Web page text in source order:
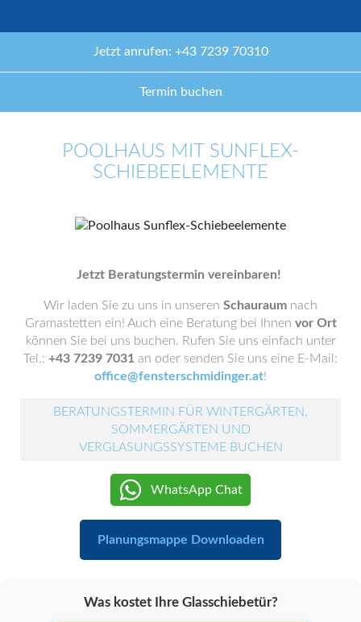
Jetzt anrufen: +43 7239 70310
Termin buchen
POOLHAUS MIT SUNFLEX-
SCHIEBEELEMENTE
Jetzt Beratungstermin vereinbaren!
Wir laden Sie zu uns in unseren Schauraum nach
Gramastetten ein! Auch eine Beratung bei Ihnen vor Ort
können Sie bei uns buchen. Rufen Sie uns einfach unter
Tel.: +43 7239 7031 an oder senden Sie uns eine E-Mail:
office@fensterschmidinger.at!
BERATUNGSTERMIN FÜR WINTERGÄRTEN,
SOMMERGÄRTEN UND
VERGLASUNGSSYSTEME BUCHEN
WhatsApp Chat
Planungsmappe Downloaden
Was kostet Ihre Glasschiebetür?